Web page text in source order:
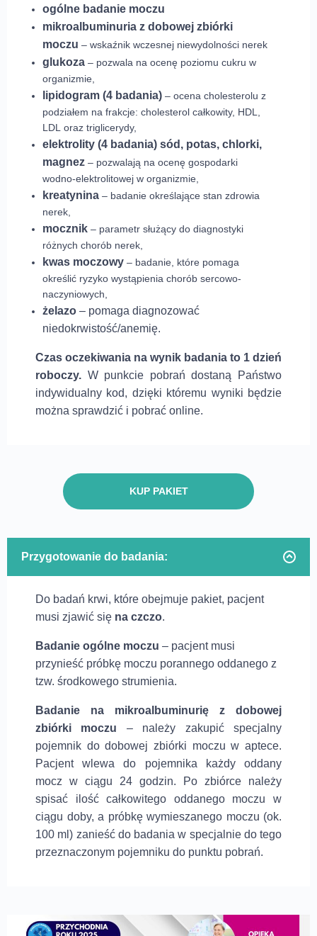
ogólne badanie moczu
mikroalbuminuria z dobowej zbiórki
moczu – wskaźnik wczesnej niewydolności nerek
glukoza – pozwala na ocenę poziomu cukru w
organizmie,
lipidogram (4 badania) – ocena cholesterolu z
podziałem na frakcje: cholesterol całkowity, HDL,
LDL oraz triglicerydy,
elektrolity (4 badania) sód, potas, chlorki,
magnez – pozwalają na ocenę gospodarki
wodno-elektrolitowej w organizmie,
kreatynina – badanie określające stan zdrowia
nerek,
mocznik – parametr służący do diagnostyki
różnych chorób nerek,
kwas moczowy – badanie, które pomaga
określić ryzyko wystąpienia chorób sercowo-
naczyniowych,
żelazo – pomaga diagnozować
niedokrwistość/anemię.
Czas oczekiwania na wynik badania to 1 dzień
roboczy. W punkcie pobrań dostaną Państwo
indywidualny kod, dzięki któremu wyniki będzie
można sprawdzić i pobrać online.
KUP PAKIET
Przygotowanie do badania:
Do badań krwi, które obejmuje pakiet, pacjent
musi zjawić się na czczo.
Badanie ogólne moczu – pacjent musi
przynieść próbkę moczu porannego oddanego z
tzw. środkowego strumienia.
Badanie na mikroalbuminurię z dobowej
zbiórki moczu – należy zakupić specjalny
pojemnik do dobowej zbiórki moczu w aptece.
Pacjent wlewa do pojemnika każdy oddany
mocz w ciągu 24 godzin. Po zbiórce należy
spisać ilość całkowitego oddanego moczu w
ciągu doby, a próbkę wymieszanego moczu (ok.
100 ml) zanieść do badania w specjalnie do tego
przeznaczonym pojemniku do punktu pobrań.